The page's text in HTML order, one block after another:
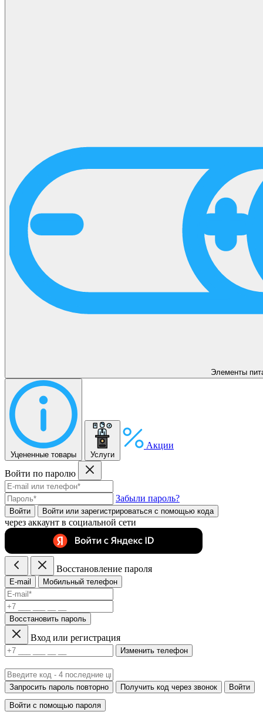
Элементы
Уцененные товары Услуги
Акции
Войти по паролю
Забыли пароль?
Войти Войти или зарегистрироватьcя с помощью кода
через аккаунт в социальной сети
Восстановление пароля
E-mail Мобильный телефон
Восстановить пароль
Вход или регистрация
Изменить телефон
Запросить пароль повторно Получить код через звонок Войти
Войти с помощью пароля